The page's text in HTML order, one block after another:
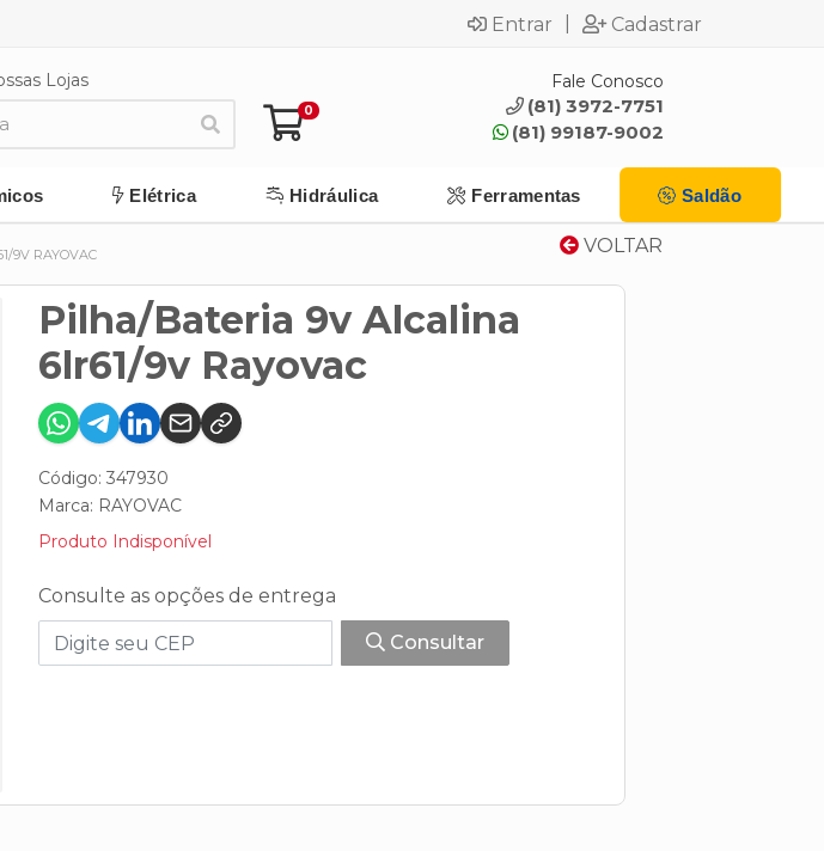
Entrar Cadastrar
Lojas
0
Fale Conosco
(81) 3972-7751
(81) 99187-9002
Elétrica Hidráulica Ferramentas Saldão
VOLTAR
9V RAYOVAC
Pilha/Bateria 9v Alcalina
6lr61/9v Rayovac
Código: 347930
Marca: RAYOVAC
Produto Indisponível
Consulte as opções de entrega
Consultar